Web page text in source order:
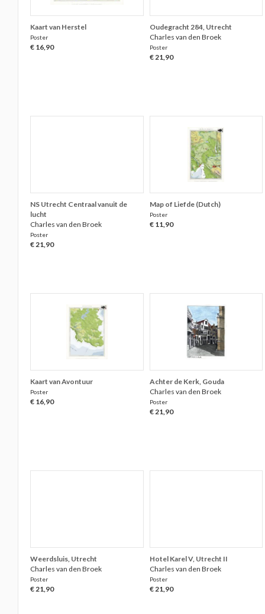
Kaart van Herstel
Poster
€ 16,90
Oudegracht 284, Utrecht
Charles van den Broek
Poster
€ 21,90
NS Utrecht Centraal vanuit de
lucht
Charles van den Broek
Poster
€ 21,90
Map of Liefde (Dutch)
Poster
€ 11,90
Kaart van Avontuur
Poster
€ 16,90
Achter de Kerk, Gouda
Charles van den Broek
Poster
€ 21,90
Weerdsluis, Utrecht
Charles van den Broek
Poster
€ 21,90
Hotel Karel V, Utrecht II
Charles van den Broek
Poster
€ 21,90